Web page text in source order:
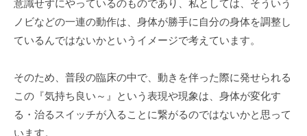
意識せずにやっているのものであり、私としては、そういう
ノビなどの一連の動作は、身体が勝手に自分の身体を調整し
ているんではないかというイメージで考えています。
そのため、普段の臨床の中で、動きを伴った際に発せられる
この『気持ち良い～』という表現や現象は、身体が変化す
る・治るスイッチが入ることに繋がるのではないかと思って
います。